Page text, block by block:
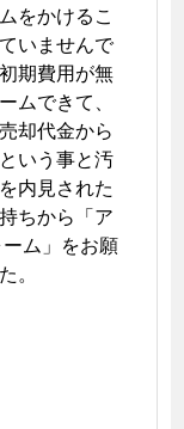
をかけるこ
いませんで
期費用が無
ムできて、
却代金から
いう事と汚
内見された
ちから「ア
ム」をお願
。